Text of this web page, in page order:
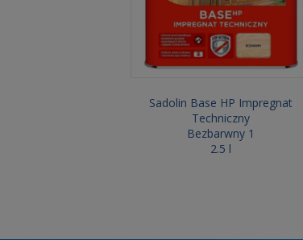
Sadolin Base HP Impregnat
Techniczny
Bezbarwny 1
2.5 l